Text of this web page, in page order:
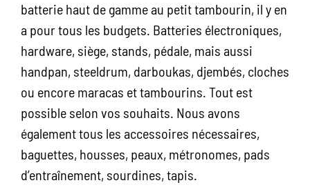
batterie haut de gamme au petit tambourin, il y en
a pour tous les budgets. Batteries électroniques,
hardware, siège, stands, pédale, mais aussi
handpan, steeldrum, darboukas, djembés, cloches
ou encore maracas et tambourins. Tout est
possible selon vos souhaits. Nous avons
également tous les accessoires nécessaires,
baguettes, housses, peaux, métronomes, pads
d’entraînement, sourdines, tapis.